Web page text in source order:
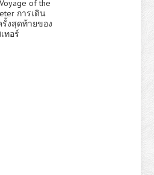
of the
การเดิน
รั้งสุดท้ายของ
ทอร์